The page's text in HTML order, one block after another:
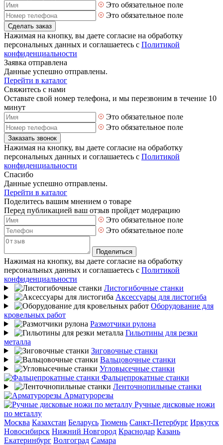
Это обязательное поле
Это обязательное поле
Сделать заказ
Нажимая на кнопку, вы даете согласие на обработку
персональных данных и соглашаетесь с Политикой
конфиденциальности
Заявка отправлена
Данные успешно отправлены.
Перейти в каталог
Свяжитесь с нами
Оставьте свой номер телефона, и мы перезвоним в течение 10
минут
Это обязательное поле
Это обязательное поле
Заказать звонок
Нажимая на кнопку, вы даете согласие на обработку
персональных данных и соглашаетесь с Политикой
конфиденциальности
Спасибо
Данные успешно отправлены.
Перейти в каталог
Поделитесь вашим мнением о товаре
Перед публикацией ваш отзыв пройдет модерацию
Это обязательное поле
Это обязательное поле
Поделиться
Нажимая на кнопку, вы даете согласие на обработку
персональных данных и соглашаетесь с Политикой
конфиденциальности
Листогибочные станки
Аксессуары для листогиба
Оборудование для
кровельных работ
Размотчики рулона
Гильотины для резки
металла
Зиговочные станки
Вальцовочные станки
Угловысечные станки
Фальцепрокатные станки
Ленточнопильные станки
Арматурорезы
Ручные дисковые ножи
по металлу
Москва Казахстан Беларусь Тюмень Санкт-Петербург Иркутск
Новосибирск Нижний Новгород Краснодар Казань
Екатеринбург Волгоград Самара